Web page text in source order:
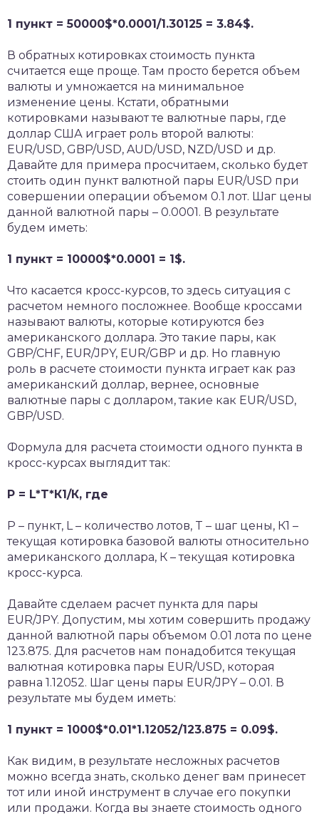
1 пункт = 50000$*0.0001/1.30125 = 3.84$.
В обратных котировках стоимость пункта
считается еще проще. Там просто берется объем
валюты и умножается на минимальное
изменение цены. Кстати, обратными
котировками называют те валютные пары, где
доллар США играет роль второй валюты:
EUR/USD, GBP/USD, AUD/USD, NZD/USD и др.
Давайте для примера просчитаем, сколько будет
стоить один пункт валютной пары EUR/USD при
совершении операции объемом 0.1 лот. Шаг цены
данной валютной пары – 0.0001. В результате
будем иметь:
1 пункт = 10000$*0.0001 = 1$.
Что касается кросс-курсов, то здесь ситуация с
расчетом немного посложнее. Вообще кроссами
называют валюты, которые котируются без
американского доллара. Это такие пары, как
GBP/CHF, EUR/JPY, EUR/GBP и др. Но главную
роль в расчете стоимости пункта играет как раз
американский доллар, вернее, основные
валютные пары с долларом, такие как EUR/USD,
GBP/USD.
Формула для расчета стоимости одного пункта в
кросс-курсах выглядит так:
P = L*T*К1/К, где
P – пункт, L – количество лотов, T – шаг цены, К1 –
текущая котировка базовой валюты относительно
американского доллара, К – текущая котировка
кросс-курса.
Давайте сделаем расчет пункта для пары
EUR/JPY. Допустим, мы хотим совершить продажу
данной валютной пары объемом 0.01 лота по цене
123.875. Для расчетов нам понадобится текущая
валютная котировка пары EUR/USD, которая
равна 1.12052. Шаг цены пары EUR/JPY – 0.01. В
результате мы будем иметь:
1 пункт = 1000$*0.01*1.12052/123.875 = 0.09$.
Как видим, в результате несложных расчетов
можно всегда знать, сколько денег вам принесет
тот или иной инструмент в случае его покупки
или продажи. Когда вы знаете стоимость одного